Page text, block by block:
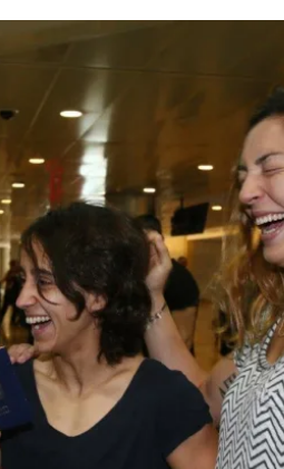
הפועל תל אביב
הפועל באר שבע